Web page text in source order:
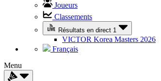
Joueurs
Classements
Résultats en direct 1
VICTOR Korea Masters 2026
Français
Menu